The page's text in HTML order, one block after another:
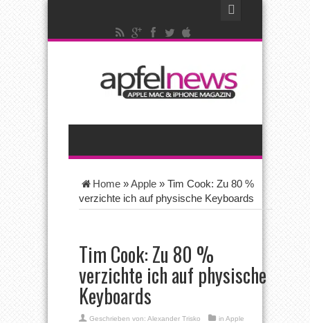
Home »Apple » Tim Cook: Zu 80 %
verzichte ich auf physische Keyboards
Tim Cook: Zu 80 %
verzichte ich auf physische
Keyboards
Geschrieben von: Alexander Trisko in Apple